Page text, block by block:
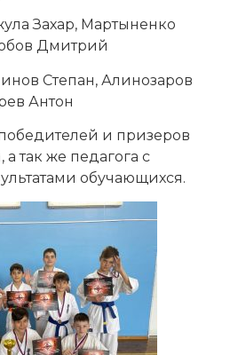
Захар, Мартыненко
Дмитрий
Степан, Алинозаров
Антон
и призеров
так же педагога с
обучающихся.